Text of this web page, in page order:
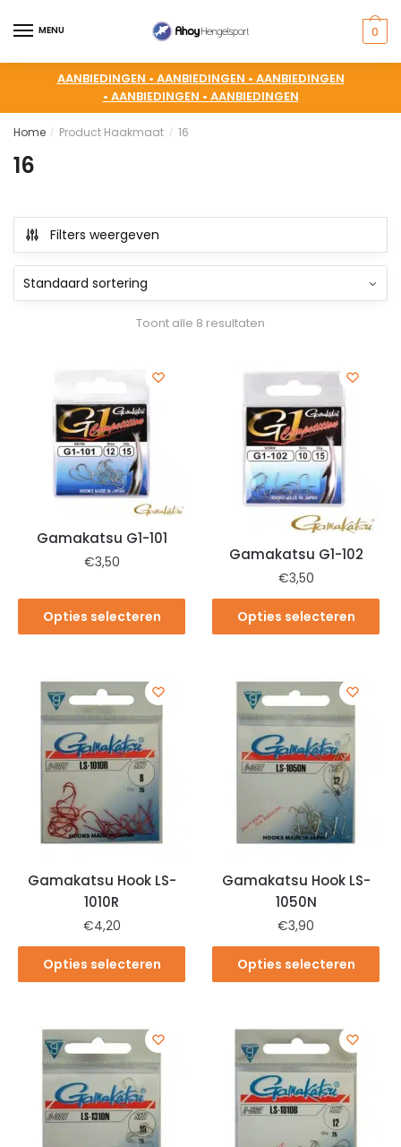
MENU 0
AANBIEDINGEN • AANBIEDINGEN • AANBIEDINGEN
• AANBIEDINGEN • AANBIEDINGEN
Home / Product Haakmaat / 16
16
Filters weergeven
Toont alle 8 resultaten
Gamakatsu G1-101
€3,50
Opties selecteren
Gamakatsu G1-102
€3,50
Opties selecteren
Gamakatsu Hook LS-
1010R
€4,20
Opties selecteren
Gamakatsu Hook LS-
1050N
€3,90
Opties selecteren